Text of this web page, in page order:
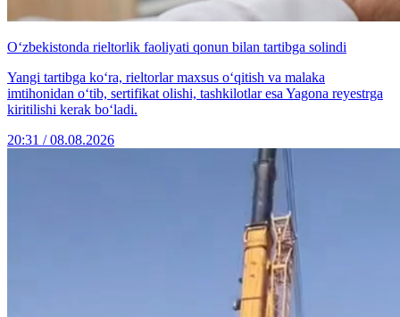
O‘zbekistonda rieltorlik faoliyati qonun bilan tartibga solindi
Yangi tartibga ko‘ra, rieltorlar maxsus o‘qitish va malaka
imtihonidan o‘tib, sertifikat olishi, tashkilotlar esa Yagona reyestrga
kiritilishi kerak bo‘ladi.
20:31 / 08.08.2026